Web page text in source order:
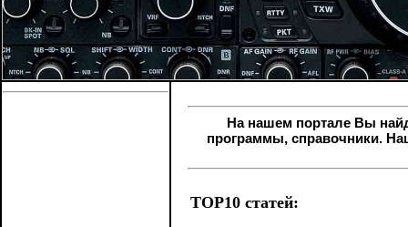
На нашем портале Вы
программы, справочники.
TOP10 статей: